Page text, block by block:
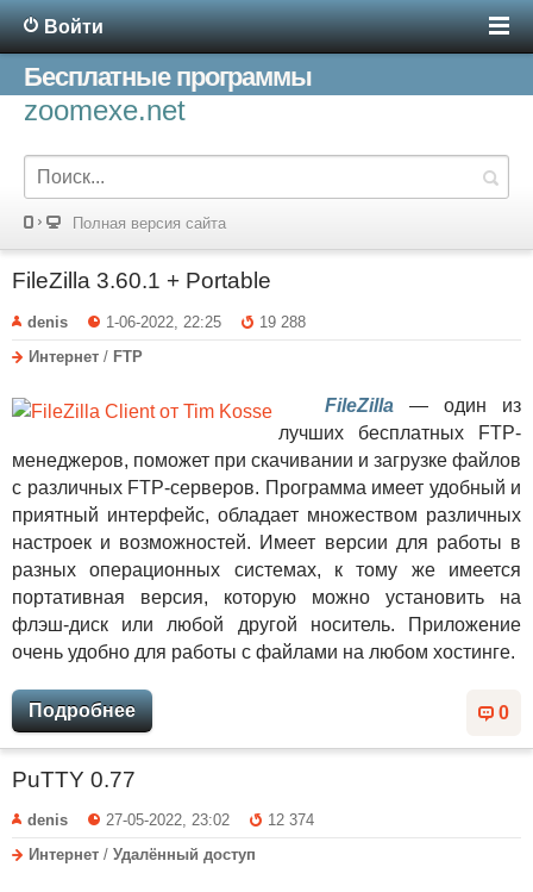
Войти
Бесплатные программы
zoomexe.net
Полная версия сайта
FileZilla 3.60.1 + Portable
denis 1-06-2022, 22:25
19 288
Интернет / FTP
FileZilla — один из
лучших бесплатных FTP-
менеджеров, поможет при скачивании и загрузке файлов
с различных FTP-серверов. Программа имеет удобный и
приятный интерфейс, обладает множеством различных
настроек и возможностей. Имеет версии для работы в
разных операционных системах, к тому же имеется
портативная версия, которую можно установить на
флэш-диск или любой другой носитель. Приложение
очень удобно для работы с файлами на любом хостинге.
0
Подробнее
PuTTY 0.77
denis 27-05-2022, 23:02
12 374
Интернет / Удалённый доступ